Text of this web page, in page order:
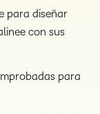
para diseñar
con sus
para